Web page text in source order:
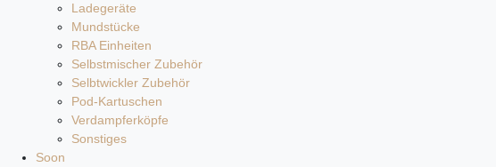
Ladegeräte
Mundstücke
RBA Einheiten
Selbstmischer Zubehör
Selbtwickler Zubehör
Pod-Kartuschen
Verdampferköpfe
Sonstiges
Soon